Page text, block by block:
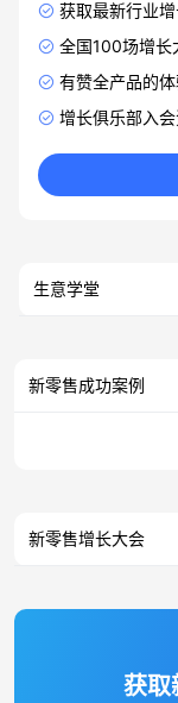
获取最新行业
全国100场增长
有赞全产品的
增长俱乐部入
生意学堂
新零售成功案例
新零售增长大会
获取